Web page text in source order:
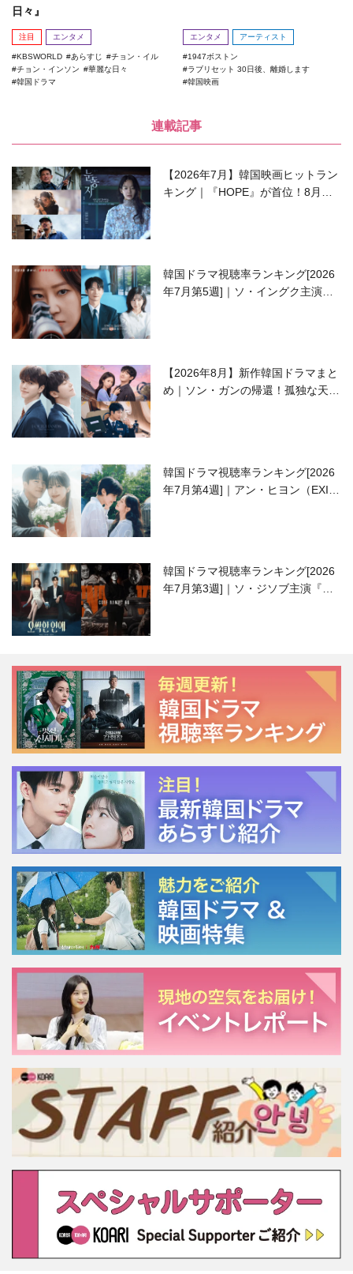
日々』
注目 エンタメ
KBSWORLD あらすじ
チョン・イル
チョン・インソン
華麗な日々
韓国ドラマ
エンタメ アーティスト
1947ボストン
ラブリセット 30日後、離婚します
韓国映画
連載記事
【2026年7月】韓国映画ヒットラン
キング｜『HOPE』が首位！8月公
韓国ドラマ視聴率ランキング[2026
年7月第5週]｜ソ・イングク主演の
【2026年8月】新作韓国ドラマまと
め｜ソン・ガンの帰還！孤独な天才
韓国ドラマ視聴率ランキング[2026
年7月第4週]｜アン・ヒヨン（EXID
韓国ドラマ視聴率ランキング[2026
年7月第3週]｜ソ・ジソブ主演『エ